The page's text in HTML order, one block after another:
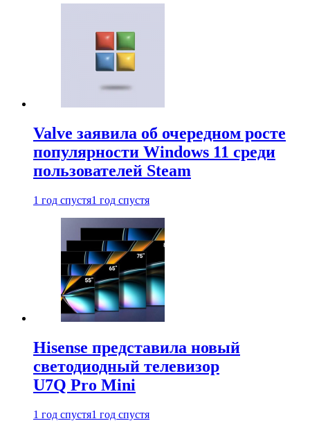
Valve заявила об очередном росте
популярности Windows 11 среди
пользователей Steam
1 год спустя1 год спустя
Hisense представила новый
светодиодный телевизор
U7Q Pro Mini
1 год спустя1 год спустя